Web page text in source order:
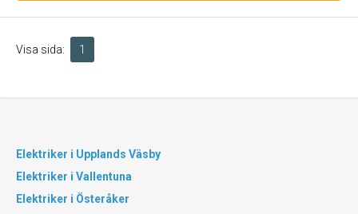
Visa sida: 1
Elektriker i Upplands Väsby
Elektriker i Vallentuna
Elektriker i Österåker